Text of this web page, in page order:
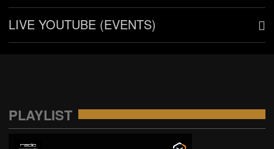
LIVE YOUTUBE (EVENTS)
PLAYLIST